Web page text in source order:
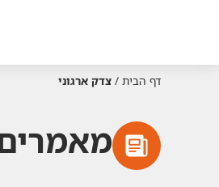
דף הבית / צדק ארגוני